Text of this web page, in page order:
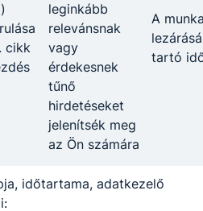
cikk
leginkább
relevánsnak
vagy
érdekesnek
tűnő
hirdetéseket
jelenítsék meg
az Ön számára
A
tartó
időtartama, adatkezelő